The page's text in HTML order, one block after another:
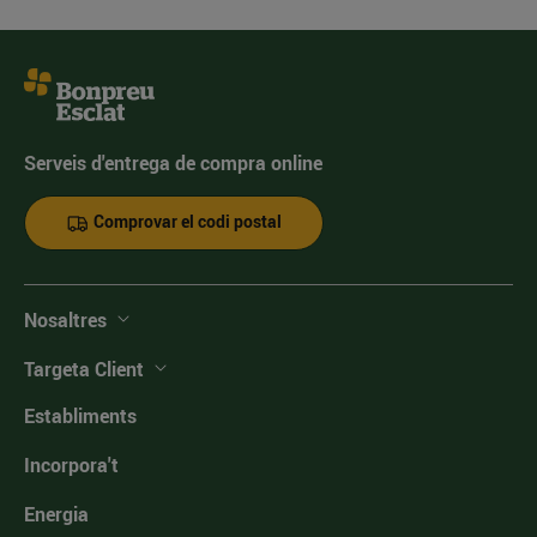
Serveis d'entrega de compra online
Comprovar el codi postal
Nosaltres
Targeta Client
Establiments
Incorpora't
Energia